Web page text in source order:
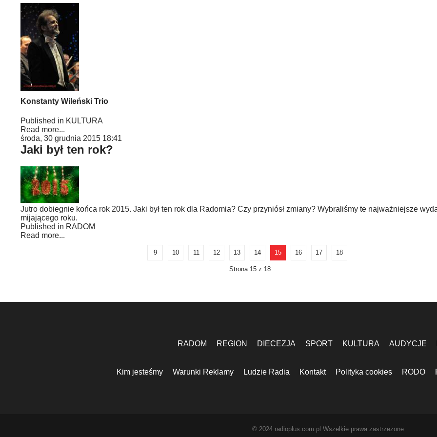
Konstanty Wileński Trio
Published in KULTURA
Read more...
środa, 30 grudnia 2015 18:41
Jaki był ten rok?
Jutro dobiegnie końca rok 2015. Jaki był ten rok dla Radomia? Czy przyniósł zmiany? Wybraliśmy te najważniejsze
mijającego roku.
Published in RADOM
Read more...
9 10 11 12 13 14 15 16 17 18
Strona 15 z 18
RADOM REGION DIECEZJA SPORT KULTURA AUDYCJE
Kim jesteśmy Warunki Reklamy Ludzie Radia Kontakt Polityka cookies RODO
© 2024 radioplus.com.pl Wszelkie prawa zastrzeżone